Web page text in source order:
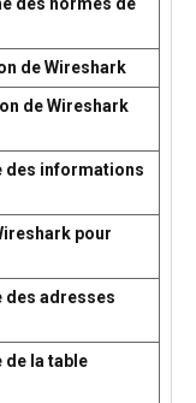
de Wireshark
de Wireshark
des informations
pour
des adresses
de la table